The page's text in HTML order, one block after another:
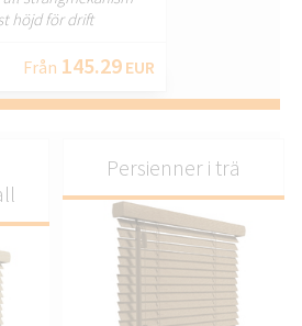
höjd för drift
Från 145.29 EUR
Persienner i trä